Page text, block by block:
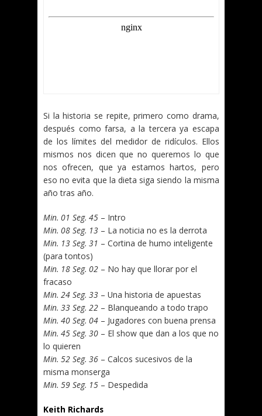
Si la historia se repite, primero como drama,
después como farsa, a la tercera ya escapa
de los límites del medidor de ridículos. Ellos
mismos nos dicen que no queremos lo que
nos ofrecen, que ya estamos hartos, pero
eso no evita que la dieta siga siendo la misma
año tras año.
Min. 01 Seg. 45 – Intro
Min. 08 Seg. 13 – La noticia no es la derrota
Min. 13 Seg. 31 – Cortina de humo inteligente
(para tontos)
Min. 18 Seg. 02 – No hay que llorar por el
fracaso
Min. 24 Seg. 33 – Una historia de apuestas
Min. 33 Seg. 22 – Blanqueando a todo trapo
Min. 40 Seg. 04 – Jugadores con buena prensa
Min. 45 Seg. 30 – El show que dan a los que no
lo quieren
Min. 52 Seg. 36 – Calcos sucesivos de la
misma monserga
Min. 59 Seg. 15 – Despedida
Keith Richards